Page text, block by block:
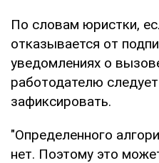
По словам юристки,
отказывается от
уведомлениях о
работодателю
зафиксировать.
"Определенного
нет. Поэтому это